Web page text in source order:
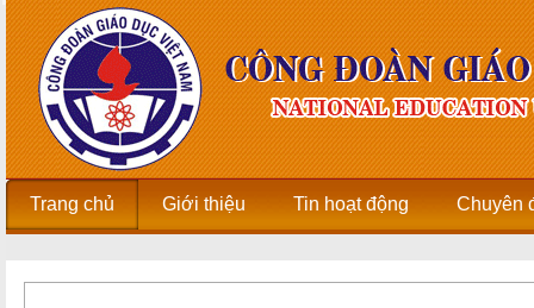
Trang chủ Giới thiệu Tin hoạt động Chuyên